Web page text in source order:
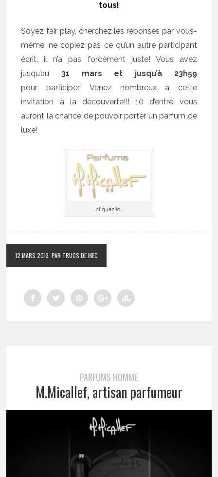
tous!
Soyez fair play, cherchez les réponses par vous-
même, ne copiez pas ce qu’un autre participant
écrit, il n’a pas forcément juste! Vous avez
jusqu’au 31 mars et jusqu’à 23h59
pour participer! Venez nombreux à cette
invitation à la découverte!!! 10 d’entre vous
auront la chance de pouvoir porter un parfum de
luxe!
cliquez ici
12 MARS 2013 PAR TRUCS DE MEC
PARFUMS HOMME
M.Micallef, artisan parfumeur